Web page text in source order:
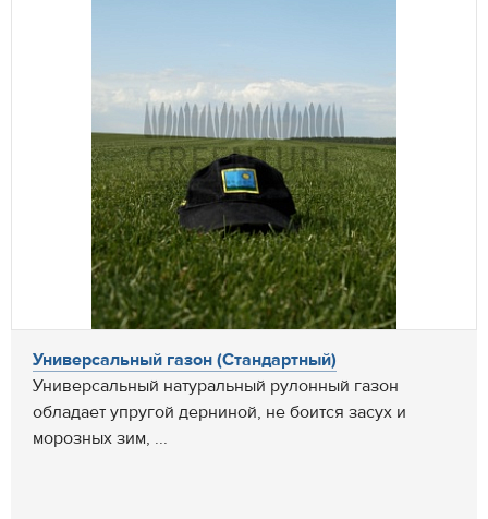
Универсальный газон (Стандартный)
Универсальный натуральный рулонный газон
обладает упругой дерниной, не боится засух и
морозных зим, ...